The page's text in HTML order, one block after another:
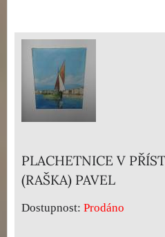
PLACHETNICE V
(RAŠKA) PAVEL
Dostupnost: Prodáno